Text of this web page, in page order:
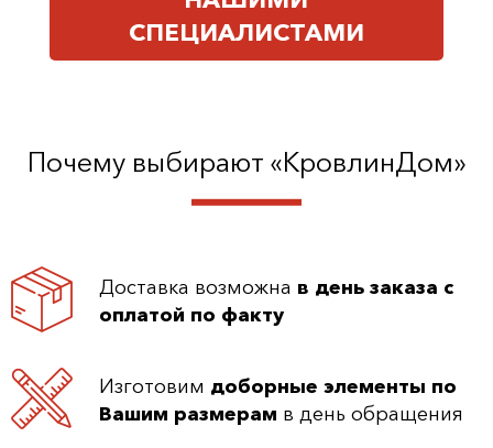
СПЕЦИАЛИСТАМИ
Почему выбирают «КровлинДом»
Доставка возможна в день заказа с
оплатой по факту
Изготовим доборные элементы по
Вашим размерам в день обращения